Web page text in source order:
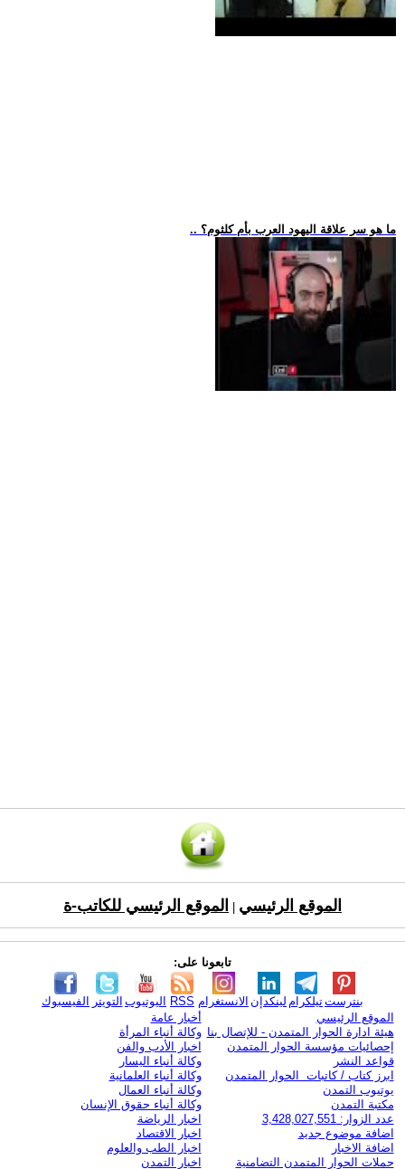
.. ما هو سر علاقة اليهود العرب بأم كلثوم؟
الموقع الرئيسي الموقع الرئيسي للكاتب-ة
تابعونا على:
الفيسبوك التويتر اليوتيوب RSS الانستغرام لينكدإن تيلكرامبنترست
الموقع الرئيسي
هيئة ادارة الحوار المتمدن - للإتصال بنا
إحصائيات مؤسسة الحوار المتمدن
قواعد النشر
ابرز كتاب / كاتبات الحوار المتمدن
يوتيوب التمدن
مكتبة التمدن
عدد الزوار: 3,428,027,551
اضافة موضوع جديد
اضافة الاخبار
حملات الحوار المتمدن التضامنية
أخبار عامة
وكالة أنباء المرأة
اخبار الأدب والفن
وكالة أنباء اليسار
وكالة أنباء العلمانية
وكالة أنباء العمال
وكالة أنباء حقوق الإنسان
اخبار الرياضة
اخبار الاقتصاد
اخبار الطب والعلوم
اخبار التمدن